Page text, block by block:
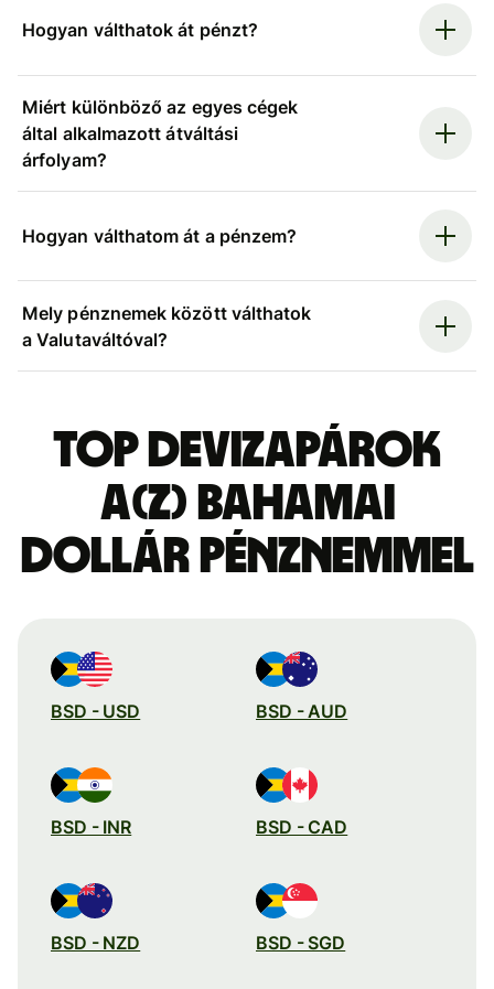
Hogyan válthatok át pénzt?
Miért különböző az egyes cégek
által alkalmazott átváltási
árfolyam?
Hogyan válthatom át a pénzem?
Mely pénznemek között válthatok
a Valutaváltóval?
Top devizapárok
a(z) bahamai
dollár pénznemmel
BSD - USD BSD - AUD
BSD - INR BSD - CAD
BSD - NZD BSD - SGD